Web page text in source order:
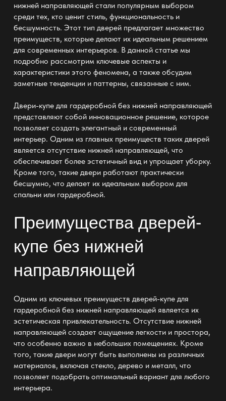
нижней направляющей стали популярным выбором
среди тех, кто ценит стиль, функциональность и
бесшумность. Этот тип дверей предлагает множество
преимуществ, которые делают их идеальным решением
для современных интерьеров. В данной статье мы
подробно рассмотрим ключевые аспекты и
характеристики этого феномена, а также обсудим
заметные тенденции и паттерны, связанные с ним.
Двери-купе для гардеробной без нижней направляющей
представляют собой инновационное решение, которое
позволяет создать элегантный и современный
интерьер. Одним из главных преимуществ таких дверей
является отсутствие нижней направляющей, что
обеспечивает более эстетичный вид и упрощает уборку.
Кроме того, такие двери работают практически
бесшумно, что делает их идеальным выбором для
спальни или гардеробной.
Преимущества дверей-
купе без нижней
направляющей
Одним из ключевых преимуществ дверей-купе для
гардеробной без нижней направляющей является их
эстетическая привлекательность. Отсутствие нижней
направляющей создает ощущение легкости и простора,
что особенно важно в небольших помещениях. Кроме
того, такие двери могут быть выполнены из различных
материалов, включая стекло, дерево и металл, что
позволяет подобрать оптимальный вариант для любого
интерьера.